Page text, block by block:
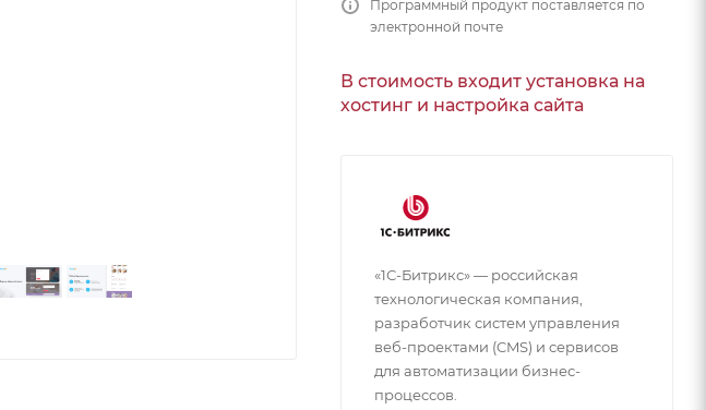
Программный продукт поставляется по
электронной почте
В стоимость входит установка на
хостинг и настройка сайта
«1С-Битрикс» — российская
технологическая компания,
разработчик систем управления
веб-проектами (CMS) и сервисов
для автоматизации бизнес-
процессов.